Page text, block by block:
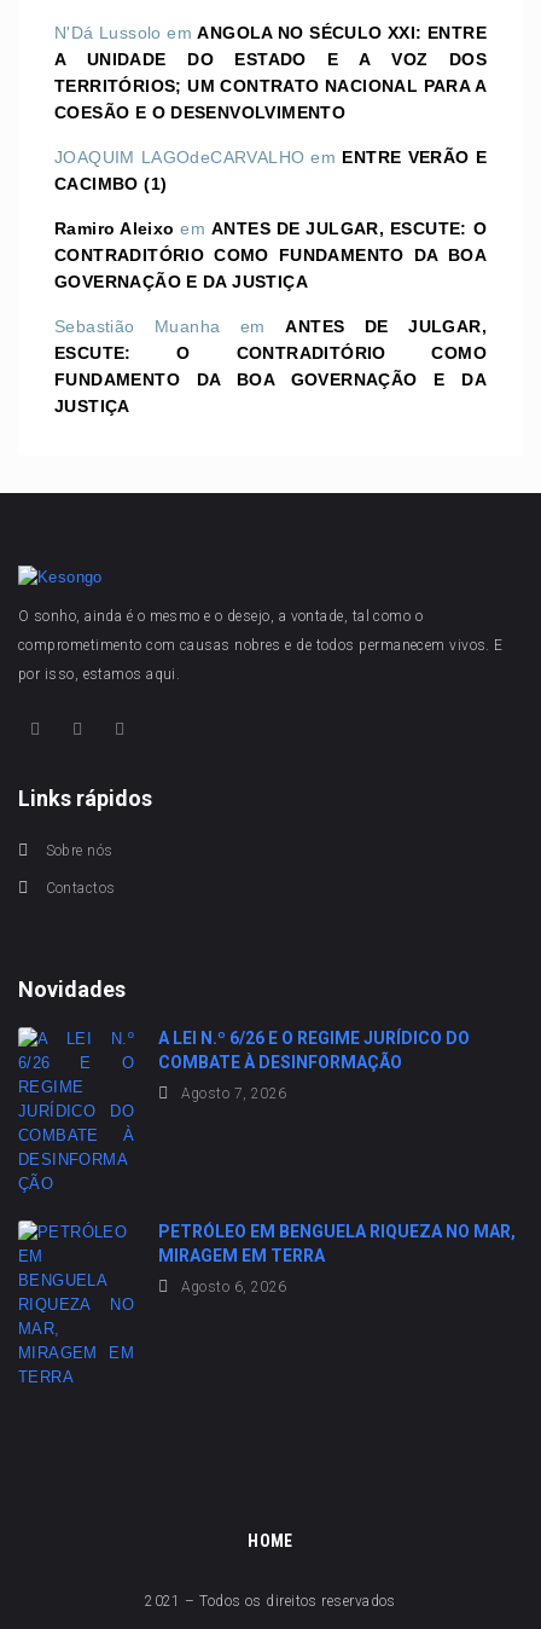
N'Dá Lussolo emANGOLA NO SÉCULO XXI: ENTRE
A UNIDADE DO ESTADO E A VOZ DOS
TERRITÓRIOS; UM CONTRATO NACIONAL PARA A
COESÃO E O DESENVOLVIMENTO
JOAQUIM LAGOdeCARVALHO em ENTRE VERÃO E
CACIMBO (1)
Ramiro Aleixo emANTES DE JULGAR, ESCUTE: O
CONTRADITÓRIO COMO FUNDAMENTO DA BOA
GOVERNAÇÃO E DA JUSTIÇA
Sebastião Muanha emANTES DE JULGAR,
ESCUTE: O CONTRADITÓRIO COMO
FUNDAMENTO DA BOA GOVERNAÇÃO E DA
JUSTIÇA
O sonho, ainda é o mesmo e o desejo, a vontade, tal como o
comprometimento com causas nobres e de todos permanecem vivos. E
por isso, estamos aqui.
Links rápidos
Sobre nós
Contactos
Novidades
A LEI N.º 6/26 E O REGIME JURÍDICO DO
COMBATE À DESINFORMAÇÃO
Agosto 7, 2026
PETRÓLEO EM BENGUELA RIQUEZA NO MAR,
MIRAGEM EM TERRA
Agosto 6, 2026
HOME
2021 – Todos os direitos reservados